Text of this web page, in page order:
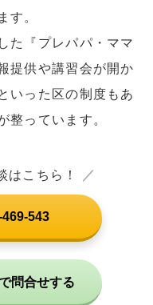
す。
た『プレパパ・ママ
提供や講習会が開か
いった区の制度もあ
整っています。
はこちら！ ／
543
問合せする